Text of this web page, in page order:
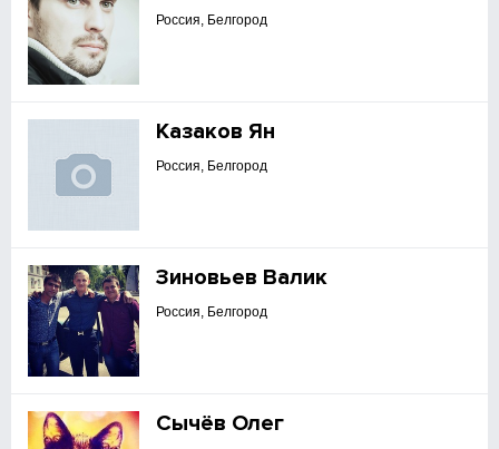
Россия, Белгород
Казаков Ян
Россия, Белгород
Зиновьев Валик
Россия, Белгород
Сычёв Олег